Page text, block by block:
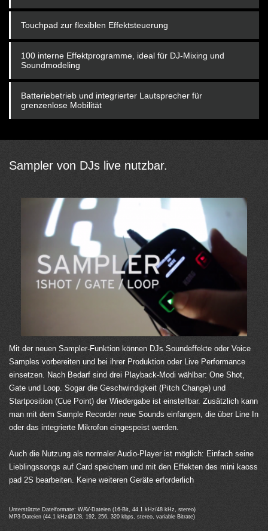
Touchpad zur flexiblen Effektsteuerung
100 interne Effektprogramme, ideal für DJ-Mixing und
Soundmodeling
Batteriebetrieb und integrierter Lautsprecher für
grenzenlose Mobilität
Sampler von DJs live nutzbar.
Mit der neuen Sampler-Funktion können DJs Soundeffekte oder Voice
Samples vorbereiten und bei ihrer Produktion oder Live Performance
einsetzen. Nach Bedarf sind drei Playback-Modi wählbar: One Shot,
Gate und Loop. Sogar die Geschwindigkeit (Pitch Change) und
Startposition (Cue Point) der Wiedergabe ist einstellbar. Zusätzlich kann
man mit dem Sample Recorder neue Sounds einfangen, die über Line In
oder das integrierte Mikrofon eingespeist werden.
Auch die Nutzung als normaler Audio-Player ist möglich: Einfach seine
Lieblingssongs auf Card speichern und mit den Effekten des mini kaoss
pad 2S bearbeiten. Keine weiteren Geräte erforderlich
Unterstützte Dateiformate: WAV-Dateien (16-Bit, 44.1 kHz/48 kHz, stereo)
MP3-Dateien (44.1 kHz@128, 192, 256, 320 kbps, stereo, variable Bitrate)